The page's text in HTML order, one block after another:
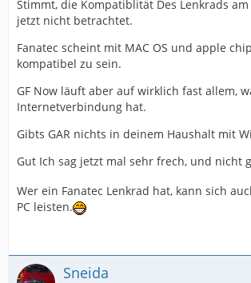
Stimmt, die Kompatiblität Des Lenkrads
jetzt nicht betrachtet.
Fanatec scheint mit MAC OS und apple
kompatibel zu sein.
GF Now läuft aber auf wirklich fast allem,
Internetverbindung hat.
Gibts GAR nichts in deinem Haushalt mit
Gut Ich sag jetzt mal sehr frech, und nicht
Wer ein Fanatec Lenkrad hat, kann sich
PC leisten.
Sneida